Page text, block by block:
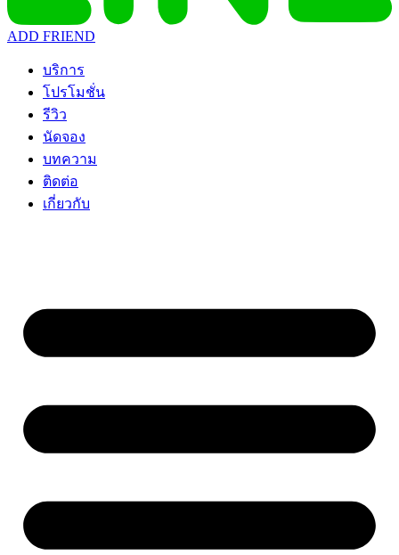
ADD FRIEND
บริการ
โปรโมชั่น
รีวิว
นัดจอง
บทความ
ติดต่อ
เกี่ยวกับ